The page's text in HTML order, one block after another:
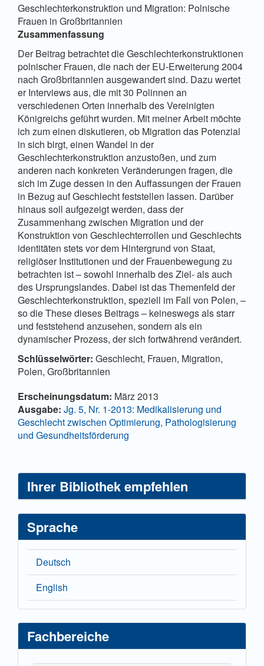
Geschlechterkonstruktion und Migration: Polnische
Frauen in Großbritannien
Zusammenfassung
Der Beitrag betrachtet die Geschlechterkonstruktionen
polnischer Frauen, die nach der EU-Erweiterung 2004
nach Großbritannien ausgewandert sind. Dazu wertet
er Interviews aus, die mit 30 Polinnen an
verschiedenen Orten innerhalb des Vereinigten
Königreichs geführt wurden. Mit meiner Arbeit möchte
ich zum einen diskutieren, ob Migration das Potenzial
in sich birgt, einen Wandel in der
Geschlechterkonstruktion anzustoßen, und zum
anderen nach konkreten Veränderungen fragen, die
sich im Zuge dessen in den Auffassungen der Frauen
in Bezug auf Geschlecht feststellen lassen. Darüber
hinaus soll aufgezeigt werden, dass der
Zusammenhang zwischen Migration und der
Konstruktion von Geschlechterrollen und Geschlechts
identitäten stets vor dem Hintergrund von Staat,
religiöser Institutionen und der Frauenbewegung zu
betrachten ist – sowohl innerhalb des Ziel- als auch
des Ursprungslandes. Dabei ist das Themenfeld der
Geschlechterkonstruktion, speziell im Fall von Polen, –
so die These dieses Beitrags – keineswegs als starr
und feststehend anzusehen, sondern als ein
dynamischer Prozess, der sich fortwährend verändert.
Schlüsselwörter: Geschlecht, Frauen, Migration,
Polen, Großbritannien
Artikel-
Details
Erscheinungsdatum: März 2013
Ausgabe: Jg. 5, Nr. 1-2013: Medikalisierung und
Geschlecht zwischen Optimierung, Pathologisierung
und Gesundheitsförderung
Ihrer Bibliothek empfehlen
Sprache
Deutsch
English
Fachbereiche